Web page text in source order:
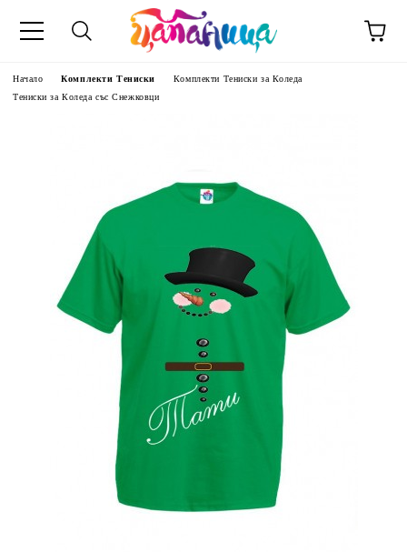
Начало Комплекти Тениски
Комплекти Тениски за Коледа
Тениски за Коледа със Снежковци